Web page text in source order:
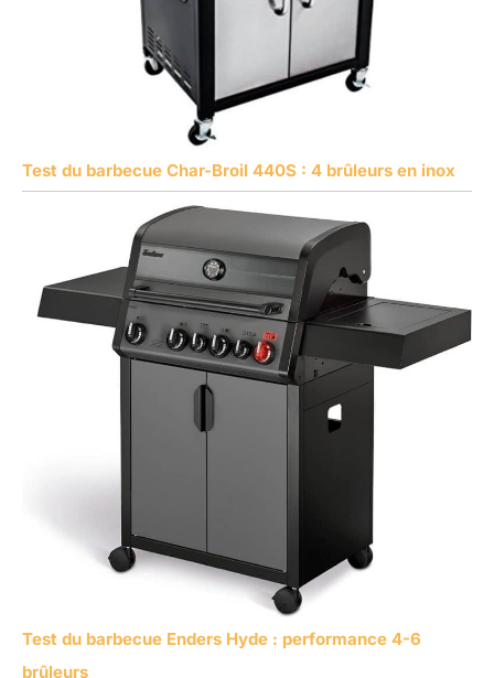
Test du barbecue Char-Broil 440S : 4 brûleurs en inox
Test du barbecue Enders Hyde : performance 4-6
brûleurs